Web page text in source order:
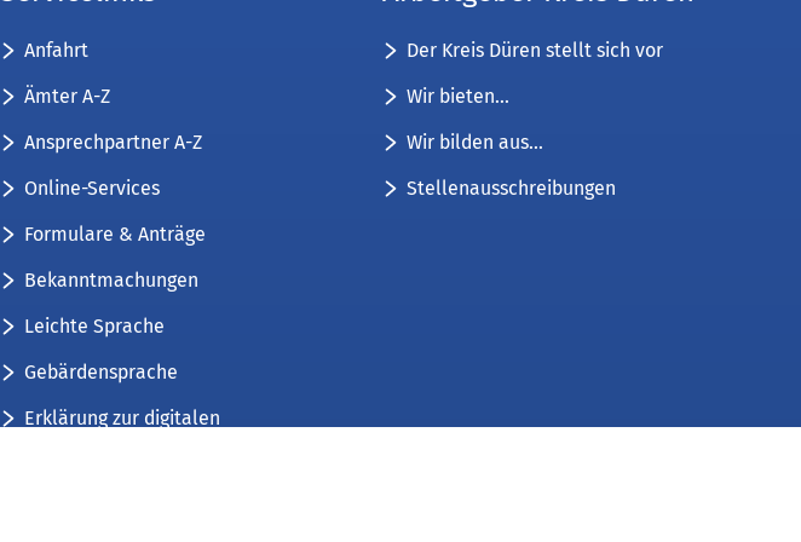
Anfahrt
Ämter A-Z
Ansprechpartner A-Z
Online-Services
Formulare & Anträge
Bekanntmachungen
Leichte Sprache
Gebärdensprache
Erklärung zur digitalen
Der Kreis Düren stellt sich vor
Wir bieten...
Wir bilden aus...
Stellenausschreibungen